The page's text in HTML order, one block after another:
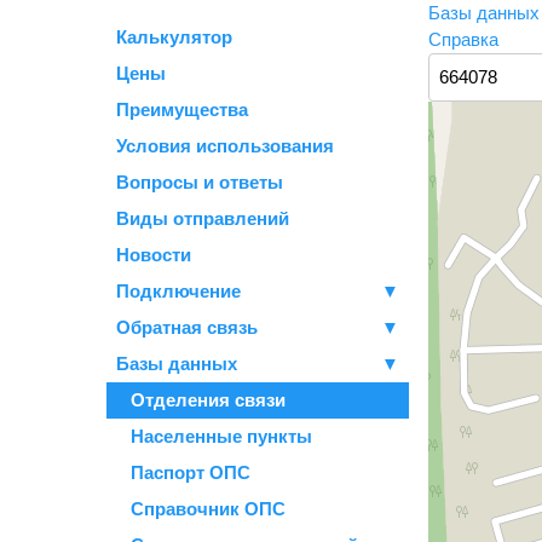
Калькулятор
Цены
Преимущества
Условия использования
Вопросы и ответы
Виды отправлений
Новости
Подключение
▼
Обратная связь
▼
Базы данных
▼
Отделения связи
Населенные пункты
Паспорт ОПС
Справочник ОПС
Базы
Справка